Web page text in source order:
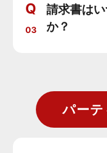
Q
03
請求書は
か？
パー